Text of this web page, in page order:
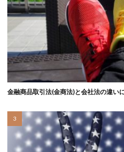
金融商品取引法(金商法)と会社法の違い